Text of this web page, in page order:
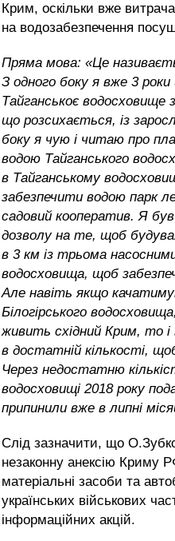
Крим, оскільки вже
на водозабезпечення
Пряма мова: «Це
З одного боку я вже 3
Тайганськоє водосховище
що розсихається, із
боку я чую і читаю про
водою Тайганського
в Тайганському
забезпечити водою парк
садовий кооператив. Я
дозволу на те, щоб
в 3 км із трьома
водосховища, щоб
Але навіть якщо
Білогірського
живить східний Крим, то
в достатній кількості,
Через недостатню
водосховищі 2018 року
припинили вже в липні
Слід зазначити, що
незаконну анексію Криму
матеріальні засоби та
українських військових
інформаційних акцій.